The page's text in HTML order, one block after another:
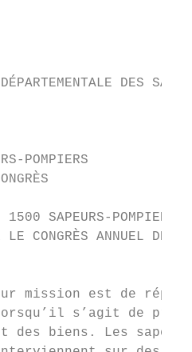
DES
POMPIERS
SAPEURS-POMPIERS
LE CONGRÈS ANNUEL DE
mission est de
s’agit de
des biens. Les